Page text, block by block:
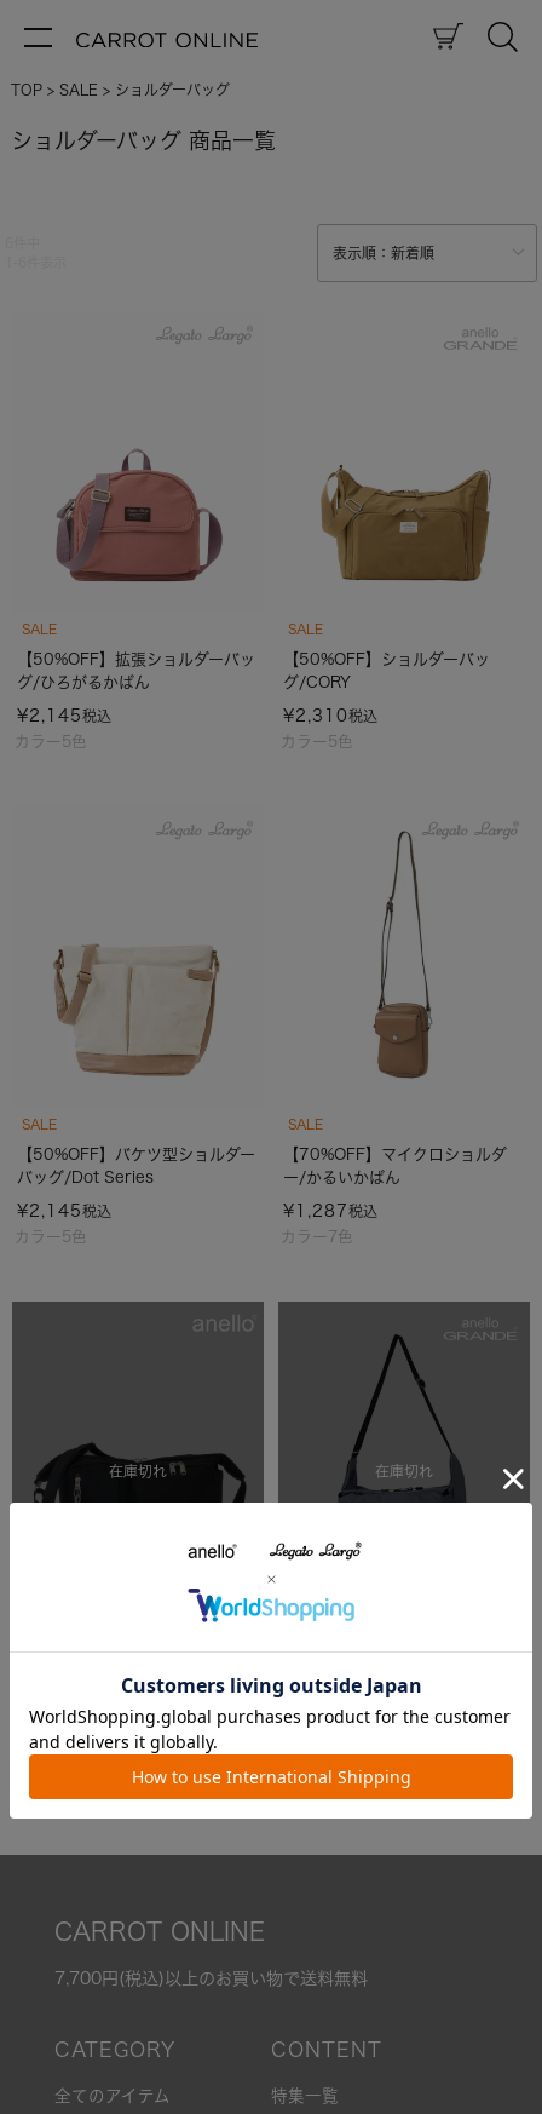
TOP SALE ショルダーバッグ
ショルダーバッグ 商品一覧
SALE
カラー5色
【50%OFF】拡張ショルダーバッ
グ/ひろがるかばん
¥2,145税込
SALE
カラー5色
【50%OFF】ショルダーバッ
グ/CORY
¥2,310税込
SALE
カラー5色
【50%OFF】バケツ型ショルダー
バッグ/Dot Series
¥2,145税込
SALE
カラー7色
【70%OFF】マイクロショルダ
ー/かるいかばん
¥ 1,287税込
カラー4色
【50%OFF】ショルダーバッ
2,695 税込
在庫切れ
SALE
カラー6色
【50%OFF】ショルダーバッ
2,145
在庫切れ
CARROT ONLINE
7,700円(税込)以上のお買い物で送料無料
全てのアイテム 特集一覧